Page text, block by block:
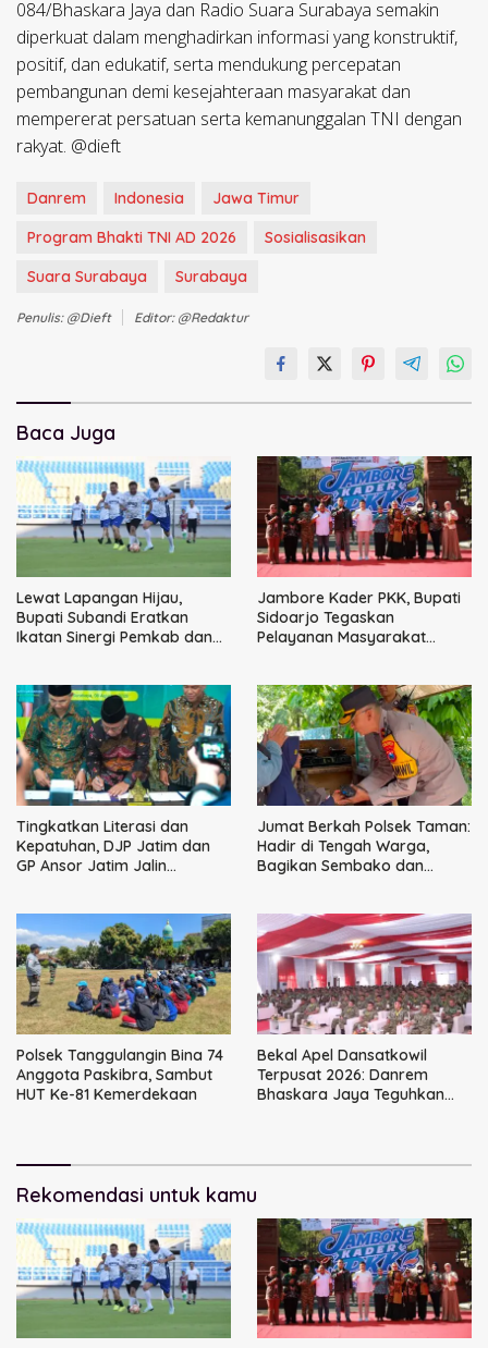
084/Bhaskara Jaya dan Radio Suara Surabaya semakin
diperkuat dalam menghadirkan informasi yang konstruktif,
positif, dan edukatif, serta mendukung percepatan
pembangunan demi kesejahteraan masyarakat dan
mempererat persatuan serta kemanunggalan TNI dengan
rakyat. @dieft
Danrem Indonesia
Jawa Timur
Program Bhakti TNI AD 2026
Sosialisasikan
Suara Surabaya
Surabaya
Penulis: @dieft Editor: @redaktur
Baca Juga
Lewat Lapangan Hijau,
Bupati Subandi Eratkan
Ikatan Sinergi Pemkab dan
Jambore Kader PKK, Bupati
Sidoarjo Tegaskan
Pelayanan Masyarakat
Tingkatkan Literasi dan
Kepatuhan, DJP Jatim dan
GP Ansor Jatim Jalin
Jumat Berkah Polsek Taman:
Hadir di Tengah Warga,
Bagikan Sembako dan
Polsek Tanggulangin Bina 74
Anggota Paskibra, Sambut
HUT Ke-81 Kemerdekaan
Bekal Apel Dansatkowil
Terpusat 2026: Danrem
Bhaskara Jaya Teguhkan
Rekomendasi untuk kamu